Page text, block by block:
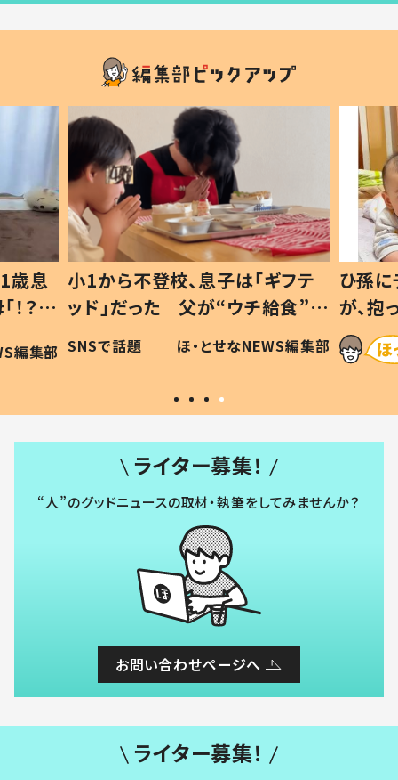
歳息
？」
編集部
小1から不登校、息子は「ギフテ
ッド」だった 父が“ウチ給食”を
作り続ける理由とは #令和の親
#令和の子
SNSで話題 ほ・とせなNEWS編集部
ひ孫
が、
「涙が
い」
ライター募集！
“人”のグッドニュースの取材・執筆をしてみませんか？
お問い合わせページへ
ライター募集！